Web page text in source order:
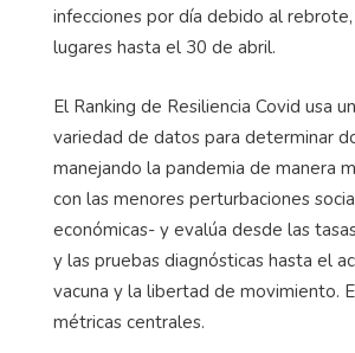
infecciones por día debido al
lugares hasta el 30 de abril.
El Ranking de Resiliencia Covid usa
variedad de datos para determinar
manejando la pandemia de manera
con las menores perturbaciones
económicas- y evalúa desde las
y las pruebas diagnósticas hasta el
vacuna y la libertad de movimiento.
métricas centrales.